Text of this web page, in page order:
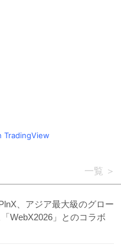
TradingView
一覧
、アジア最大級のグロー
WebX2026」とのコラボ